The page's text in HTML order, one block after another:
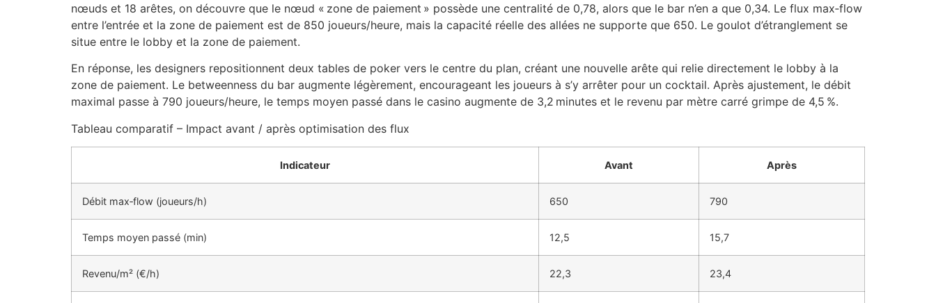
nœuds et 18 arêtes, on découvre que le nœud « zone de paiement » possède une centralité de 0,78, alors que le bar n’en a que 0,34. Le flux max‑flow
entre l’entrée et la zone de paiement est de 850 joueurs/heure, mais la capacité réelle des allées ne supporte que 650. Le goulot d’étranglement se
situe entre le lobby et la zone de paiement.
En réponse, les designers repositionnent deux tables de poker vers le centre du plan, créant une nouvelle arête qui relie directement le lobby à la
zone de paiement. Le betweenness du bar augmente légèrement, encourageant les joueurs à s’y arrêter pour un cocktail. Après ajustement, le débit
maximal passe à 790 joueurs/heure, le temps moyen passé dans le casino augmente de 3,2 minutes et le revenu par mètre carré grimpe de 4,5 %.
Tableau comparatif – Impact avant / après optimisation des flux
Indicateur Avant Après
Débit max‑flow (joueurs/h) 650 790
Temps moyen passé (min) 12,5 15,7
Revenu/m² (€/h) 22,3 23,4